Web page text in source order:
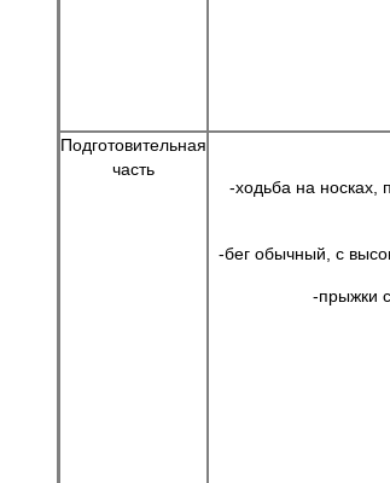
Подготовительная
часть
-ходьба на носках,
-бег обычный, с
-прыжки